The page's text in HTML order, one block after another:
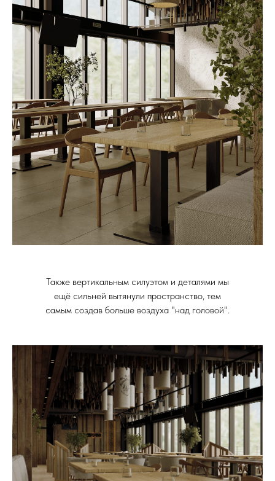
Также вертикальным силуэтом и деталями мы
ещё сильней вытянули пространство, тем
самым создав больше воздуха "над головой".